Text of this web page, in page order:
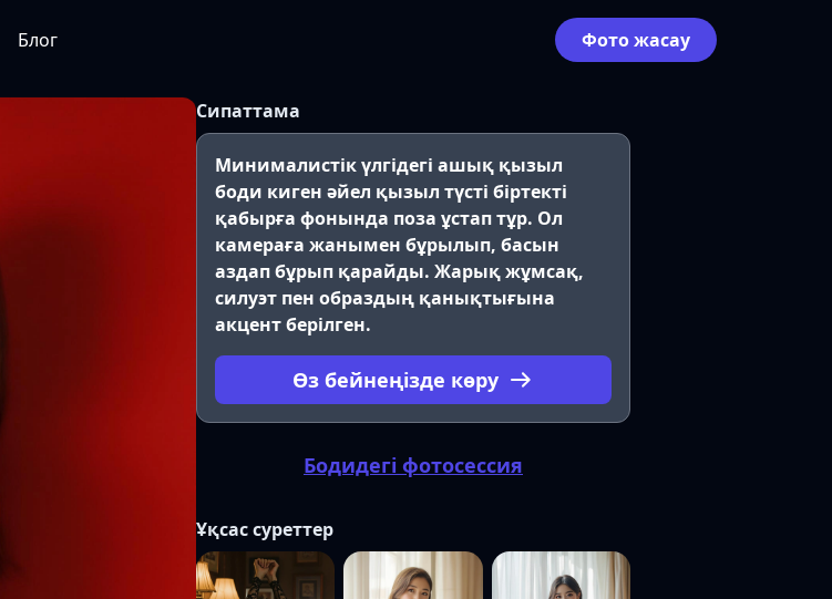
Блог Фото жасау
Сипаттама
Минималистік үлгідегі ашық қызыл
боди киген әйел қызыл түсті біртекті
қабырға фонында поза ұстап тұр. Ол
камераға жанымен бұрылып, басын
аздап бұрып қарайды. Жарық жұмсақ,
силуэт пен образдың қанықтығына
акцент берілген.
Өз бейнеңізде көру
Бодидегі фотосессия
Ұқсас суреттер